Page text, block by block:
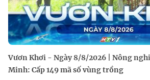
Vươn Khơi - Ngày 8/8/2026 | Nông
Minh: Cấp 149 mã số vùng trồng